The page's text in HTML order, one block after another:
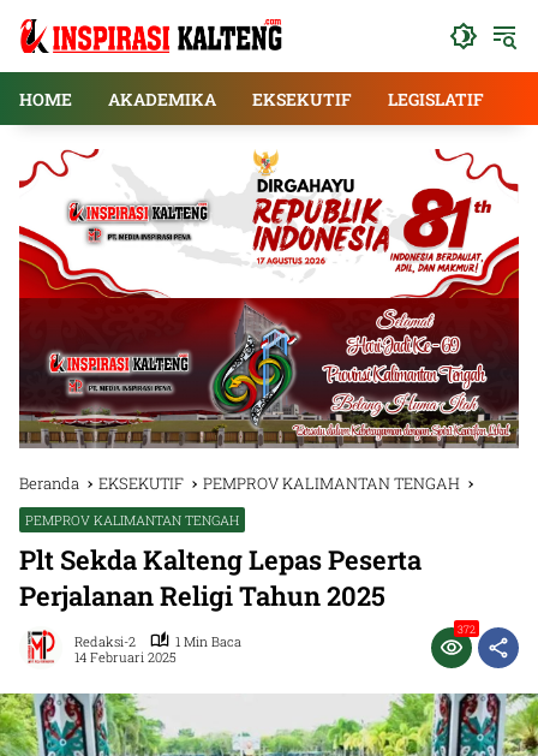
HOME
AKADEMIKA EKSEKUTIF LEGISLATIF
Beranda EKSEKUTIF PEMPROV KALIMANTAN TENGAH
PEMPROV KALIMANTAN TENGAH
Plt Sekda Kalteng Lepas Peserta
Perjalanan Religi Tahun 2025
Redaksi-2
1 Min Baca
14 Februari 2025
372